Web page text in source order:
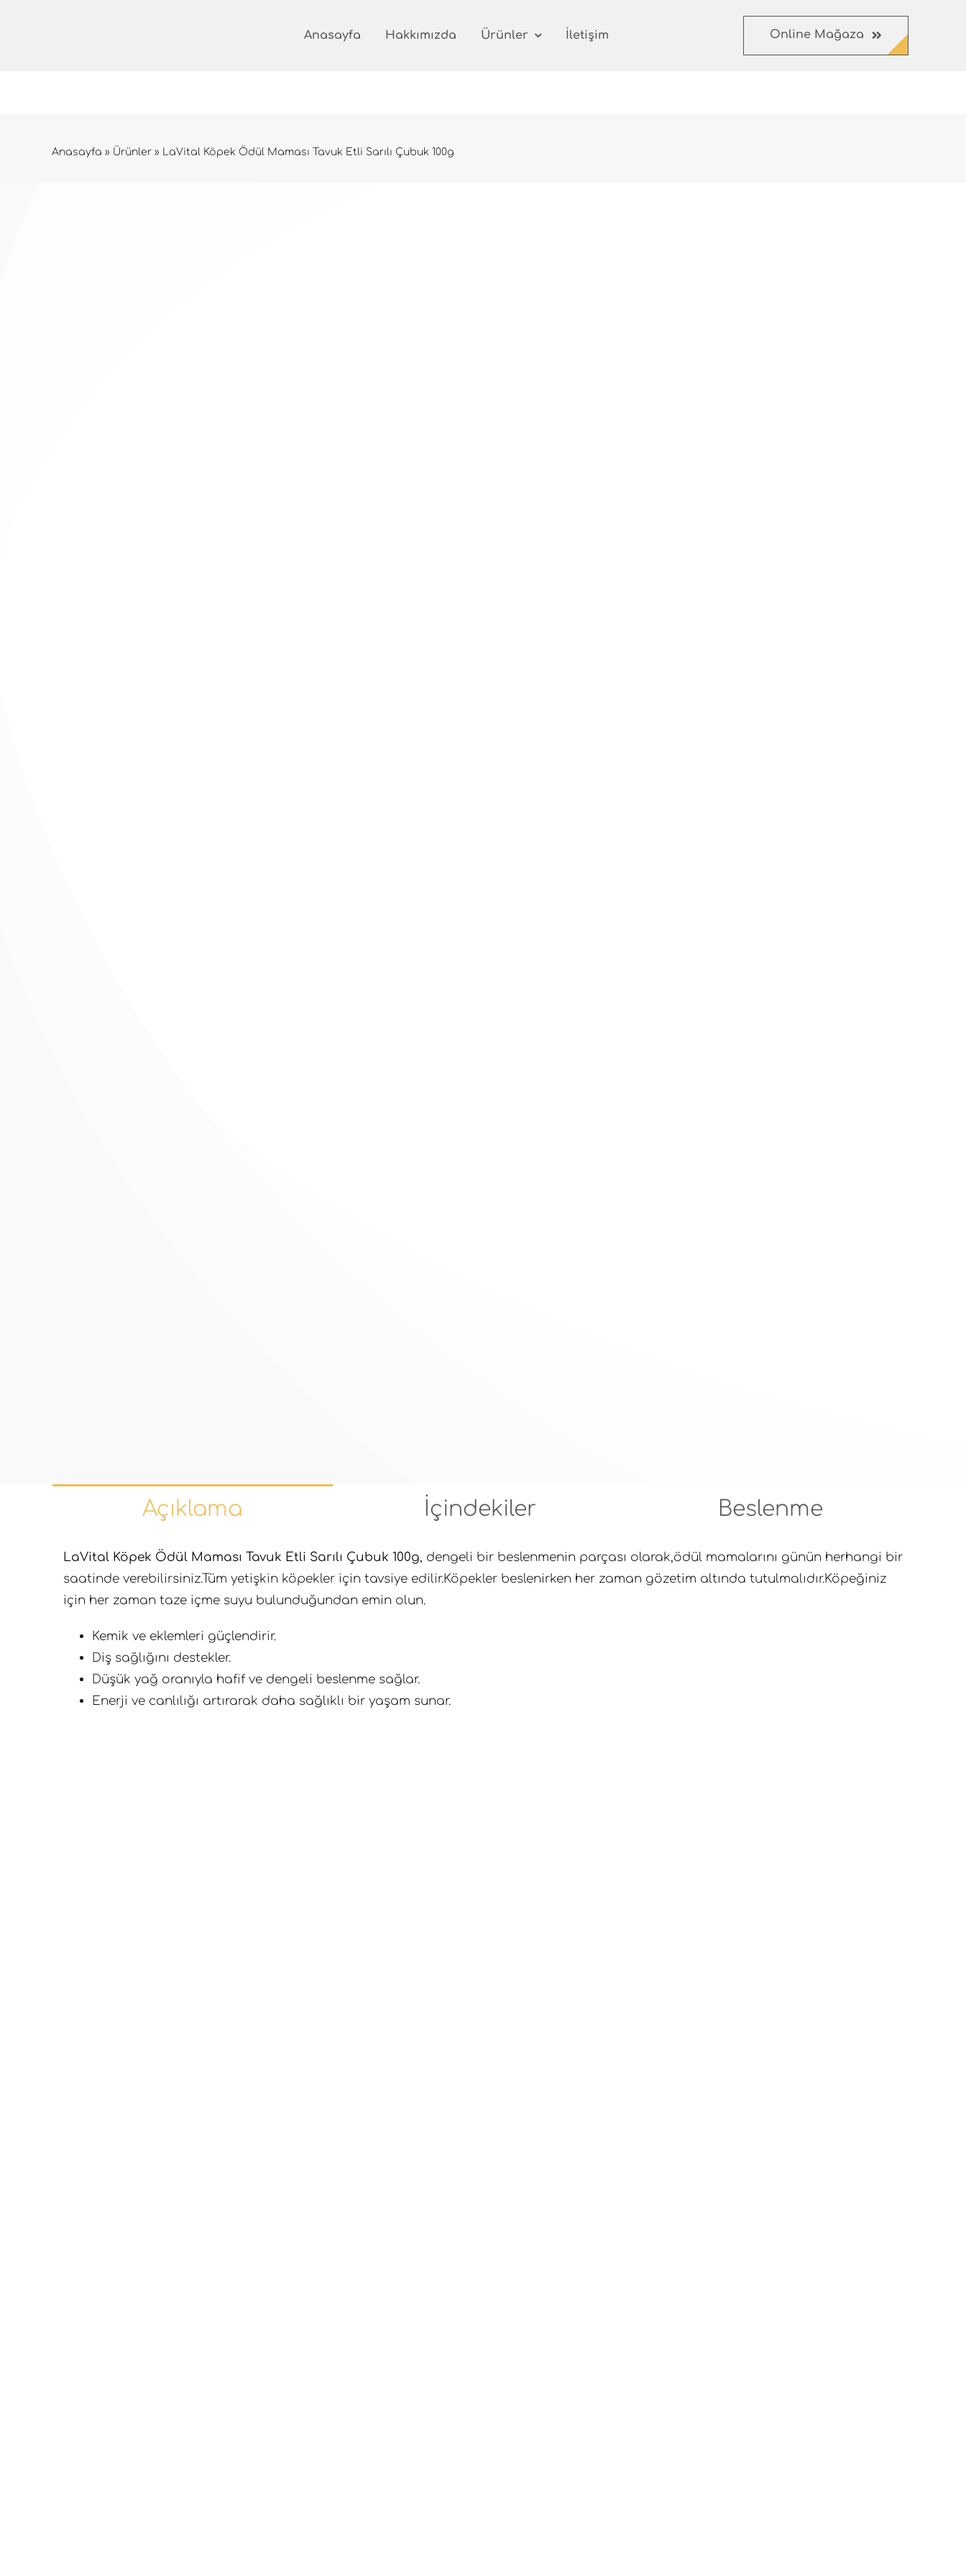
Anasayfa Hakkımızda Ürünler İletişim Online Mağaza
Anasayfa » Ürünler» LaVital Köpek Ödül Maması Tavuk Etli Sarılı Çubuk 100g
Açıklama İçindekiler Beslenme
LaVital Köpek Ödül Maması Tavuk Etli Sarılı Çubuk 100g, dengeli bir beslenmenin parçası olarak,ödül mamalarını günün herhangi bir
saatinde verebilirsiniz.Tüm yetişkin köpekler için tavsiye edilir.Köpekler beslenirken her zaman gözetim altında tutulmalıdır.Köpeğiniz
için her zaman taze içme suyu bulunduğundan emin olun.
Kemik ve eklemleri güçlendirir.
Diş sağlığını destekler.
Düşük yağ oranıyla hafif ve dengeli beslenme sağlar.
Enerji ve canlılığı artırarak daha sağlıklı bir yaşam sunar.